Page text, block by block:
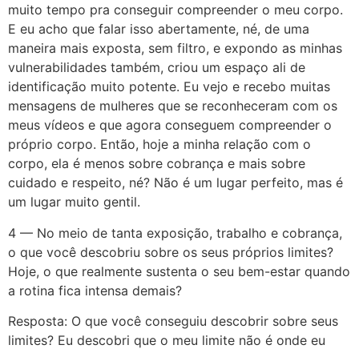
muito tempo pra conseguir compreender o meu corpo.
E eu acho que falar isso abertamente, né, de uma
maneira mais exposta, sem filtro, e expondo as minhas
vulnerabilidades também, criou um espaço ali de
identificação muito potente. Eu vejo e recebo muitas
mensagens de mulheres que se reconheceram com os
meus vídeos e que agora conseguem compreender o
próprio corpo. Então, hoje a minha relação com o
corpo, ela é menos sobre cobrança e mais sobre
cuidado e respeito, né? Não é um lugar perfeito, mas é
um lugar muito gentil.
4 — No meio de tanta exposição, trabalho e cobrança,
o que você descobriu sobre os seus próprios limites?
Hoje, o que realmente sustenta o seu bem-estar quando
a rotina fica intensa demais?
Resposta: O que você conseguiu descobrir sobre seus
limites? Eu descobri que o meu limite não é onde eu